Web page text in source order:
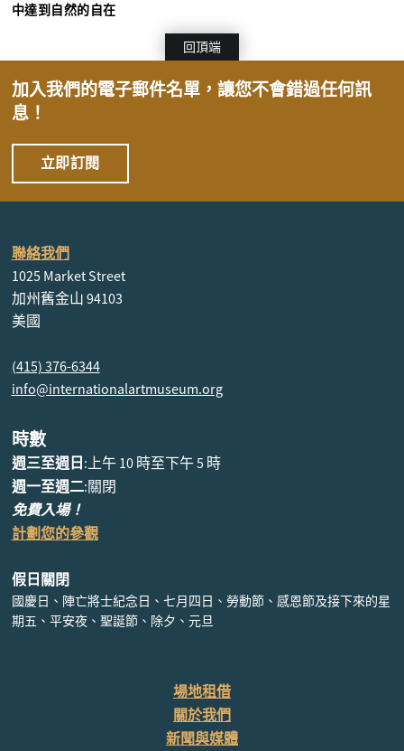
中達到自然的自在
回頂端
加入我們的電子郵件名單，讓您不會錯過任何訊
息！
立即訂閱
聯絡我們
1025 Market Street
加州舊金山 94103
美國
(415) 376-6344
info@internationalartmuseum.org
時數
週三至週日 :上午 10 時至下午 5 時
週一至週二:關閉
免費入場！
計劃您的參觀
假日關閉
國慶日、陣亡將士紀念日、七月四日、勞動節、感恩節及接下來的星
期五、平安夜、聖誕節、除夕、元旦
場地租借
關於我們
新聞與媒體